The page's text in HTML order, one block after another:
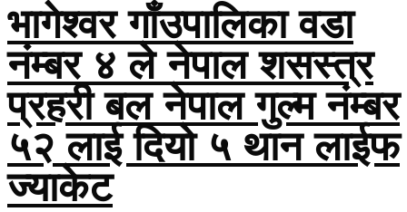
भागेश्वर गाँउपालिका वडा
नंम्बर ४ ले नेपाल शसस्त्र
प्रहरी बल नेपाल गुल्म नंम्बर
५२ लाई दियो ५ थान लाईफ
ज्याकेट